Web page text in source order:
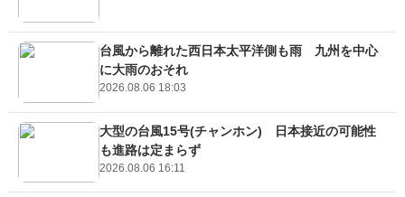
台風から離れた西日本太平洋側も雨 九州を中心
に大雨のおそれ
2026.08.06 18:03
大型の台風15号(チャンホン) 日本接近の可能性
も進路は定まらず
2026.08.06 16:11